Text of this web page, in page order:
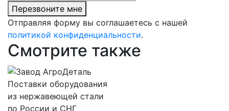
Перезвоните мне
Отправляя форму вы соглашаетесь с нашей
политикой конфиденциальности.
Смотрите также
Поставки оборудования
из нержавеющей стали
по России и СНГ